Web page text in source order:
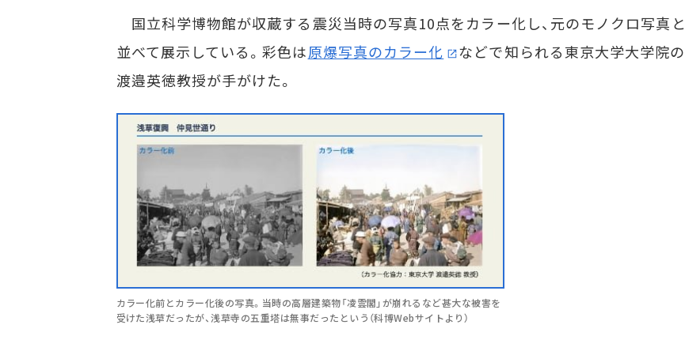
国立科学博物館が収蔵する震災当時の写真10点をカラー化し、元のモノクロ写真と
並べて展示している。彩色は原爆写真のカラー化
などで知られる東京大学大学院の
渡邉英徳教授が手がけた。
カラー化前とカラー化後の写真。当時の高層建築物「凌雲閣」が崩れるなど甚大な被害を
受けた浅草だったが、浅草寺の五重塔は無事だったという（科博Webサイトより）